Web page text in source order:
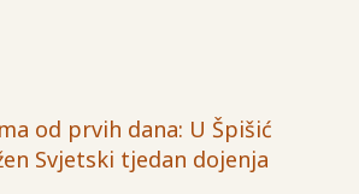
od prvih dana: U Špišić
Svjetski tjedan dojenja